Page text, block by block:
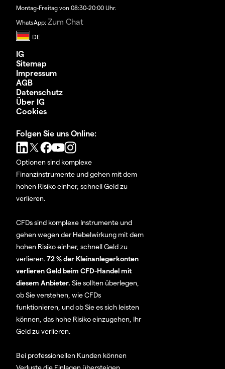
Montag-Freitag von 08:30-20:00 Uhr.
WhatsApp: Zum Chat
IG
Sitemap
Impressum
AGB
Datenschutz
Über IG
Cookies
Folgen Sie uns Online:
Optionen sind komplexe
Finanzinstrumente und gehen mit dem
hohen Risiko einher, schnell Geld zu
verlieren.
CFDs sind komplexe Instrumente und
gehen wegen der Hebelwirkung mit dem
hohen Risiko einher, schnell Geld zu
verlieren.72 % der Kleinanlegerkonten
verlieren Geld beim CFD-Handel mit
diesem Anbieter. Sie sollten überlegen,
ob Sie verstehen, wie CFDs
funktionieren, und ob Sie es sich leisten
können, das hohe Risiko einzugehen, Ihr
Geld zu verlieren.
Bei professionellen Kunden können